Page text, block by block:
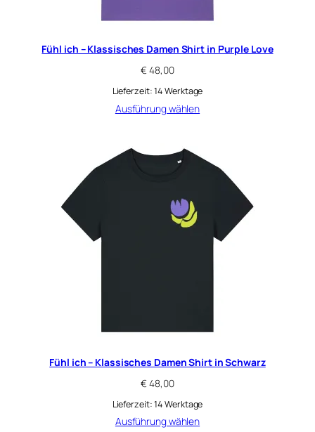
Fühl ich – Klassisches Damen Shirt in Purple Love
€ 48,00
Lieferzeit:14 Werktage
Ausführung wählen
Fühl ich – Klassisches Damen Shirt in Schwarz
€ 48,00
Lieferzeit:14 Werktage
Ausführung wählen